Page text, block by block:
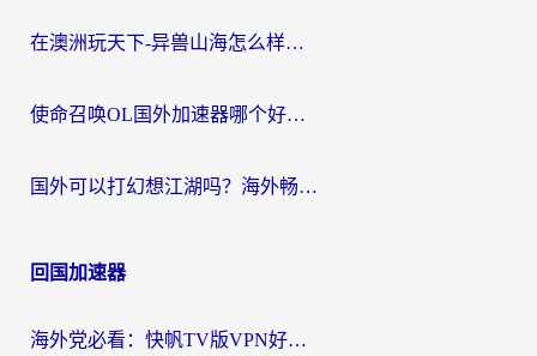
在澳洲玩天下-异兽山海怎么样才能不卡？一份给南半球玩家的自救指南
使命召唤OL国外加速器哪个好用？海外玩家亲测的国服游戏加速终极指南
国外可以打幻想江湖吗？海外畅玩国服游戏的终极指南
回国加速器
海外党必看：快帆TV版VPN好用吗？和Easyback VPN对比哪个回国效果更好？附2026真实测评